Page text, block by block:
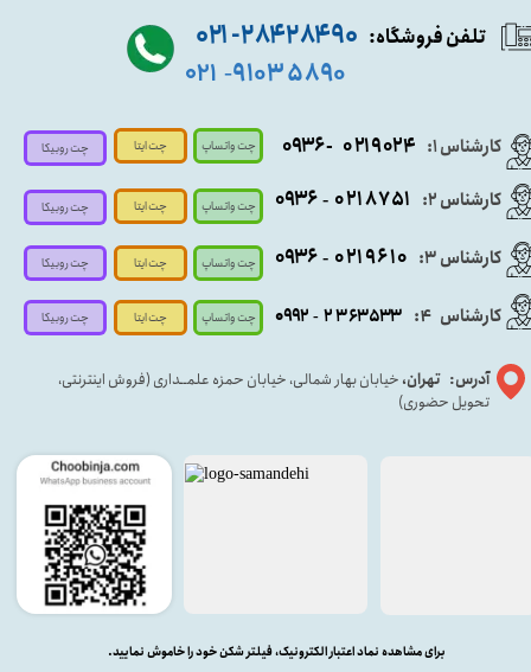
کارشناس ۱: ۰۲۱۹۰۲۴ - ۰۹۳۶
آدرس: تهران، خیابان بهار شمالی، خیابان حمزه علمــداری (فروش اینترنتی،
تحویل حضوری)
تلفن فروشگاه: ۹۰ ۲۸۴ ۲۸۴- ۰۲۱
۵۸۹۰ ۹۱۰۳ -۰۲۱
کارشناس ۳: ۰۲۱۹۶۱۰ -۰۹۳۶
برای مشاهده نماد اعتبار الکترونیک، فیلتر شکن خود را خاموش نمایید.
کارشناس ۲: ۰۲۱۸۷۵۱ - ۰۹۳۶
کارشناس 4
: ۲۳۶۳۵۳۳ - ۰۹۹۲
چت واتساپ
چت واتساپ
چت واتساپ
چت واتساپ
چت ایتا
چت ایتا
چت ایتا
چت ایتا
چت روبیکا
چت روبیکا
چت روبیکا
چت روبیکا